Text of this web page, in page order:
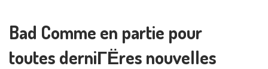
Bad Comme en partie pour
toutes derniГЁres nouvelles